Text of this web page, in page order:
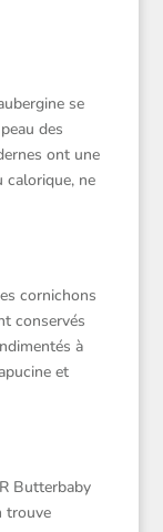
se
des
ont une
calorique, ne
cornichons
conservés
à
et
Butterbaby
trouve